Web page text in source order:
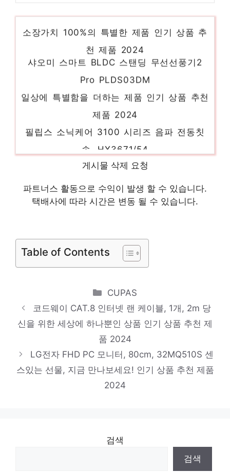
필립스 코털 제거기, NT3650/16, 혼합색상
샤오미 스마트 BLDC 스탠딩 무선선풍기2
Pro PLDS03DM
일상에 특별함을 더하는 제품 인기 상품 추천
제품 2024
필립스 소닉케어 3100 시리즈 음파 전동칫
솔, HX3671/54
센스있는 선물, 지금 만나보세요! 인기 상품
추천 제품 2024
브리츠 사운드바, BA-R9(블랙)
아즈라 아젤 에디션 G 2세대 게이밍 이어폰,
AZEL EDITION G GEN2, 퍼플
추천 제품 2024
에이튜브 진공관 사운드바 스피커, A601V,
혼합색상
품 2024
JMW 항공모터 드라이기, MG1800, 화이트
게시물 삭제 요청
파트너스 활동으로 수익이 발생 할 수 있습니다.
택배사에 따라 시간은 변동 될 수 있습니다.
Table of Contents
Categories
CUPAS
코드웨이 CAT.8 인터넷 랜 케이블, 1개, 2m 당
신을 위한 세상에 하나뿐인 상품 인기 상품 추천 제
품 2024
LG전자 FHD PC 모니터, 80cm, 32MQ510S 센
스있는 선물, 지금 만나보세요! 인기 상품 추천 제품
2024
검색
검색